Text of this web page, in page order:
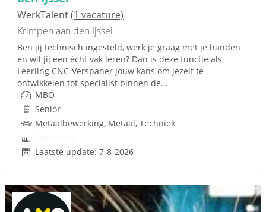
WerkTalent(1 vacature)
Krimpen aan den Ijssel
Ben jij technisch ingesteld, werk je graag met je handen
en wil jij een écht vak leren? Dan is deze functie als
Leerling CNC-Verspaner jouw kans om jezelf te
ontwikkelen tot specialist binnen de...
MBO
Senior
Metaalbewerking, Metaal, Techniek
Laatste update: 7-8-2026